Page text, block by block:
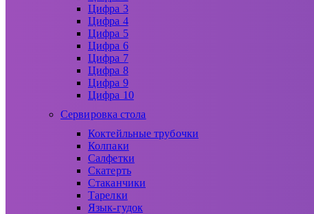
Цифра 3
Цифра 4
Цифра 5
Цифра 6
Цифра 7
Цифра 8
Цифра 9
Цифра 10
Сервировка стола
Коктейльные трубочки
Колпаки
Салфетки
Скатерть
Стаканчики
Тарелки
Язык-гудок